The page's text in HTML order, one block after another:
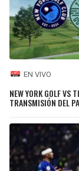
EN VIVO
NEW YORK GOLF VS
TRANSMISIÓN DEL